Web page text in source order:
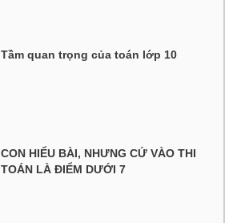
Tầm quan trọng của toán lớp 10
CON HIỂU BÀI, NHƯNG CỨ VÀO THI
TOÁN LÀ ĐIỂM DƯỚI 7